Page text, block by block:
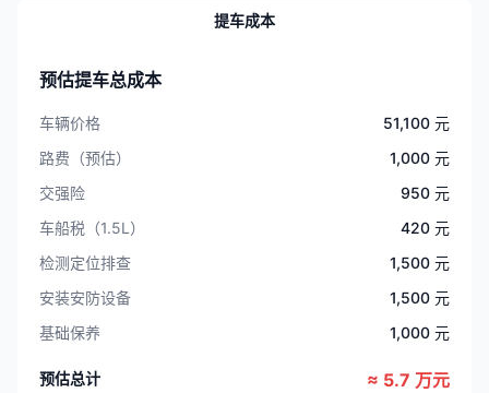
提车成本
预估提车总成本
车辆价格
51,100 元
路费（预估）
1,000 元
交强险
950 元
车船税（1.5L）
420 元
检测定位排查
1,500 元
安装安防设备
1,500 元
基础保养
1,000 元
预估总计 ≈ 5.7 万元